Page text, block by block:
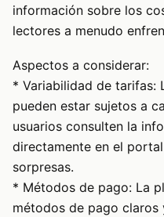
información sobre los
lectores a menudo
Aspectos a considerar:
* Variabilidad de tarifas:
pueden estar sujetos a
usuarios consulten la
directamente en el
sorpresas.
* Métodos de pago: La
métodos de pago claros